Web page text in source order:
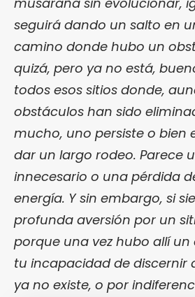
seguirá dando un salto en
camino donde hubo un
quizá, pero ya no está,
todos esos sitios donde,
obstáculos han sido
mucho, uno persiste o bien
dar un largo rodeo. Parece
innecesario o una pérdida
energía. Y sin embargo, si
profunda aversión por un
porque una vez hubo allí
tu incapacidad de discernir
ya no existe, o por